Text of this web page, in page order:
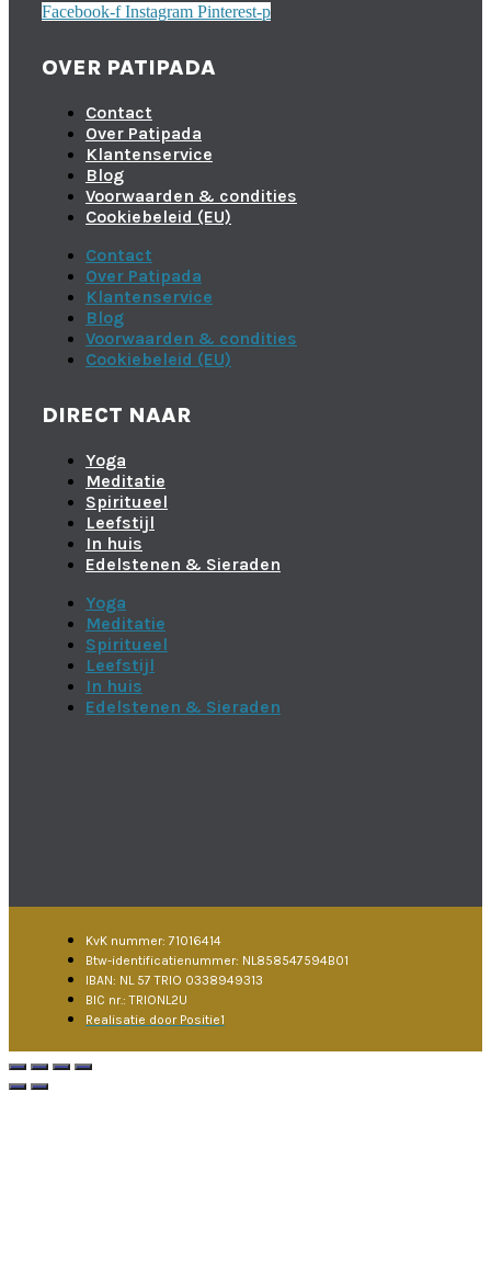
Facebook-f Instagram Pinterest-p
OVER PATIPADA
Contact
Over Patipada
Klantenservice
Blog
Voorwaarden & condities
Cookiebeleid (EU)
Contact
Over Patipada
Klantenservice
Blog
Voorwaarden & condities
Cookiebeleid (EU)
DIRECT NAAR
Yoga
Meditatie
Spiritueel
Leefstijl
In huis
Edelstenen & Sieraden
Yoga
Meditatie
Spiritueel
Leefstijl
In huis
Edelstenen & Sieraden
KvK nummer: 71016414
Btw-identificatienummer: NL858547594B01
IBAN: NL 57 TRIO 0338949313
BIC nr.: TRIONL2U
Realisatie door Positie1